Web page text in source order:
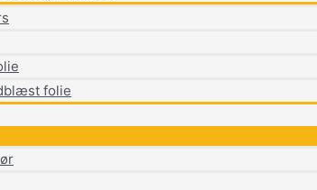
folie